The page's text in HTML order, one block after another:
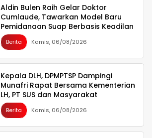
Aldin Bulen Raih Gelar Doktor
Cumlaude, Tawarkan Model Baru
Pemidanaan Suap Berbasis Keadilan
Berita Kamis, 06/08/2026
Kepala DLH, DPMPTSP Dampingi
Munafri Rapat Bersama Kementerian
LH, PT SUS dan Masyarakat
Berita Kamis, 06/08/2026